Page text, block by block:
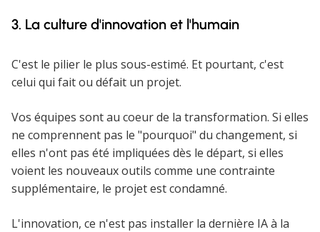
3. La culture d'innovation et l'humain
C'est le pilier le plus sous-estimé. Et pourtant, c'est
celui qui fait ou défait un projet.
Vos équipes sont au coeur de la transformation. Si elles
ne comprennent pas le "pourquoi" du changement, si
elles n'ont pas été impliquées dès le départ, si elles
voient les nouveaux outils comme une contrainte
supplémentaire, le projet est condamné.
L'innovation, ce n'est pas installer la dernière IA à la